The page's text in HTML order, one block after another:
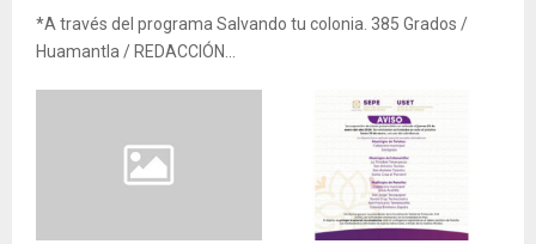
*A través del programa Salvando tu colonia. 385 Grados /
Huamantla / REDACCIÓN...